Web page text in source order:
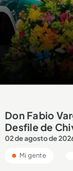
Don Fabio
Desfile de
02 de agosto de
Mi gente